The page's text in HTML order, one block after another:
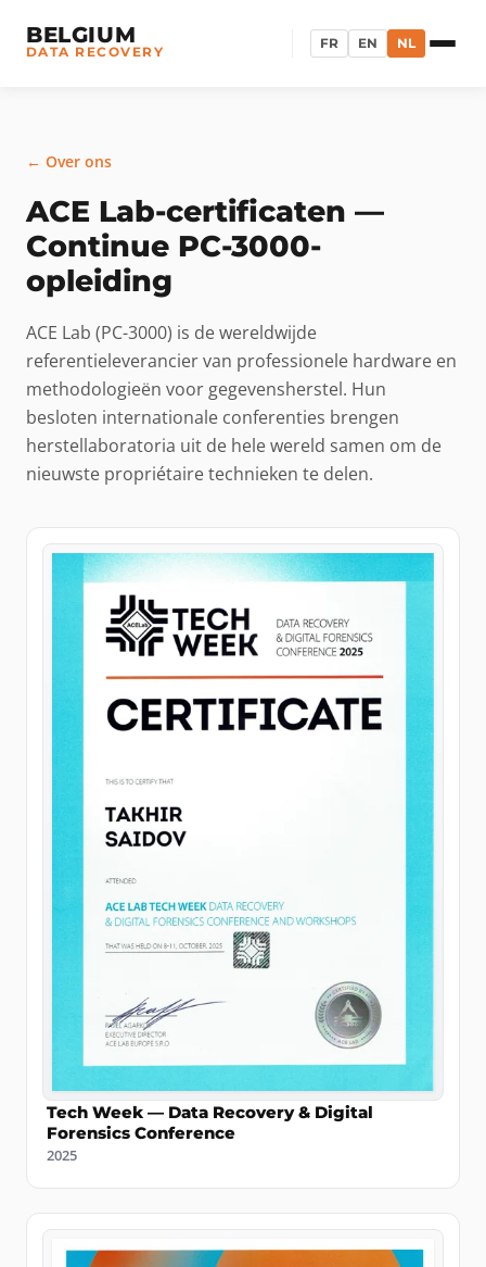
BELGIUM
DATA RECOVERY FR EN NL
← Over ons
ACE Lab-certificaten —
Continue PC-3000-
opleiding
ACE Lab (PC-3000) is de wereldwijde
referentieleverancier van professionele hardware en
methodologieën voor gegevensherstel. Hun
besloten internationale conferenties brengen
herstellaboratoria uit de hele wereld samen om de
nieuwste propriétaire technieken te delen.
Tech Week — Data Recovery & Digital
Forensics Conference
2025